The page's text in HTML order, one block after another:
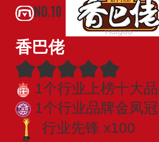
NO.10
香巴佬
1个行业上榜十大
1个行业品牌金凤冠
行业先锋 x100